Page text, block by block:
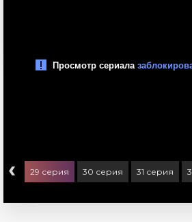
‹ 29 серия 30 серия 31 серия